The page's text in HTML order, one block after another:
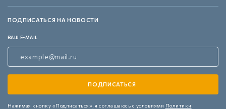
ПОДПИСАТЬСЯ НА НОВОСТИ
ВАШ E-MAIL
Нажимая кнопку «Подписаться», я соглашаюсь с условиями Политики